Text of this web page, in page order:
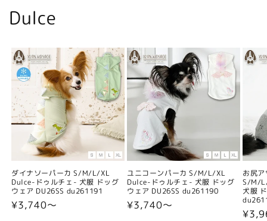
Dulce
ダイナソーパーカ S/M/L/XL
Dulce-ドゥルチェ- 犬服 ドッグ
ウェア DU26SS du261191
通
¥3,740〜
ユニコーンパーカ S/M/L/XL
Dulce-ドゥルチェ- 犬服 ドッグ
ウェア DU26SS du261190
通
¥3,740〜
お尻
S/M/
犬服
通